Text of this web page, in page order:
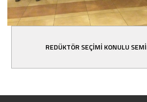
REDÜKTÖR SEÇİMİ KONULU